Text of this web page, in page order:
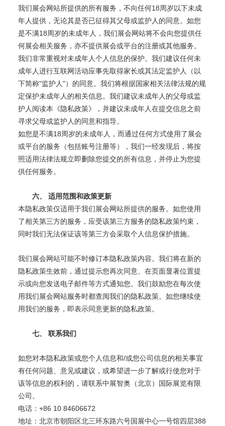
我们展会网站所提供的所有服务，不向任何18 周岁以下未成
年人提供，无论其是否已征得其父母或监护人的同意。如您
是不满18 周岁的未成年人，我们展会网站将不会向您提供任
何展会相关服务，亦不提供展会或平台的注册或其他服务。
我们非常重视对未成年人个人信息的保护。我们建议任何未
成年人进行互联网活动应事先取得家长或其法定监护人（以
下简称"监护人 "）的同意。我们将根据国家相关法律法规的规
定保护未成年人的相关信息。我们建议未成年人的父母或监
护人阅读本《隐私政策》，并建议未成年人在提交信息之前
寻求父母或监护人的同意和指导。
如您是不满18 周岁的未成年人，而通过任何方式使用了展会
或平台的服务（包括账号注册等），我们一经发现后，将按
照适用法律法规立即删除您提交的所有信息，并停止为您提
供任何服务。
六、 适用范围和政策更新
本隐私政策仅适用于我们展会网站所提供的服务。如您使用
了相关第三方的服务，应受该第三方服务的隐私政策约束，
同时我们无法保证该等第三方会采取个人信息保护措施。
我们展会网站可能不时修订本隐私政策内容。我们将在新的
隐私政策生效前，通过提示您再次同意、在页面显著位置提
示或向您发送电子邮件等方式通知您。我们鼓励您在每次使
用我们展会网站服务时都查阅我们的隐私政策。如您继续使
用我们的服务，即表示同意更新的隐私政策。
七、 联系我们
如您对本隐私政策或您个人信息和/或您公司信息的相关事宜
有任何问题、意见或建议，或希望进一步了解或行使您对于
该等信息的权利的，请联系中展智奥（北京）国际展览有限
公司。
电话： +86 10 84606672
地址：北京市朝阳区北三环东路六号国展中心一号馆四层388